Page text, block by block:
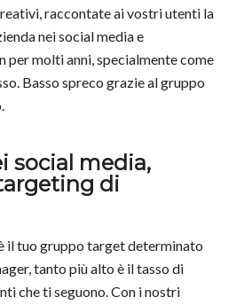
raccontate ai vostri utenti la
nei social media e
per molti anni, specialmente come
Basso spreco grazie al gruppo
social media,
di
il tuo gruppo target determinato
tanto più alto è il tasso di
che ti seguono. Con i nostri